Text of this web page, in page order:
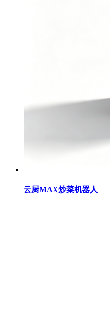
云厨MAX炒菜机器人